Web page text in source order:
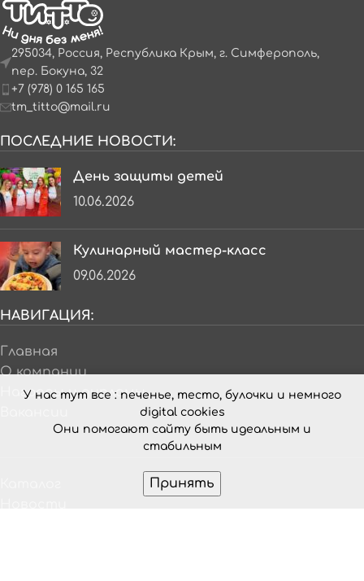
У нас тут все : печенье, тесто, булочки и немного
digital cookies
Они помогают сайту быть идеальным и
стабильным
Принять
295034, Россия, Республика Крым, г. Симферополь,
пер. Бокуна, 32
+7 (978) 0 165 165
tm_titto@mail.ru
ПОСЛЕДНИЕ НОВОСТИ:
День защиты детей
10.06.2026
Кулинарный мастер-класс
09.06.2026
НАВИГАЦИЯ:
Главная
О компании
Награды и дипломы